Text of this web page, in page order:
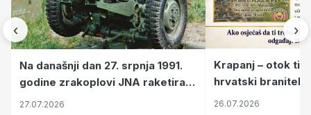
‹
Na današnji dan 27. srpnja 1991.
godine zrakoplovi JNA raketirali
su vojarnu i obučni centar "Nikola
27.07.2026
Krapanj – otok
hrvatski branitelji
pronalaze mir
26.07.2026
›